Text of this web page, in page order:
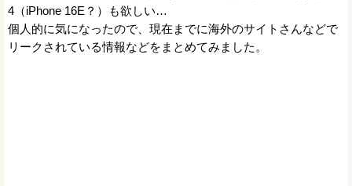
4（iPhone 16E？）も欲しい…
個人的に気になったので、現在までに海外のサイトさんなどで
リークされている情報などをまとめてみました。